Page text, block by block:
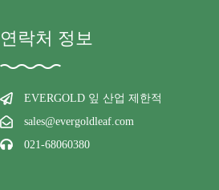
연락처 정보
EVERGOLD 잎 산업 제한적
sales@evergoldleaf.com
021-68060380